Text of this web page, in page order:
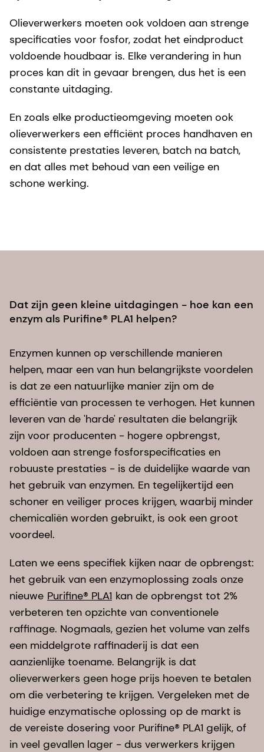
Olieverwerkers moeten ook voldoen aan strenge
specificaties voor fosfor, zodat het eindproduct
voldoende houdbaar is. Elke verandering in hun
proces kan dit in gevaar brengen, dus het is een
constante uitdaging.
En zoals elke productieomgeving moeten ook
olieverwerkers een efficiënt proces handhaven en
consistente prestaties leveren, batch na batch,
en dat alles met behoud van een veilige en
schone werking.
Dat zijn geen kleine uitdagingen - hoe kan een
enzym als Purifine® PLA1 helpen?
Enzymen kunnen op verschillende manieren
helpen, maar een van hun belangrijkste voordelen
is dat ze een natuurlijke manier zijn om de
efficiëntie van processen te verhogen. Het kunnen
leveren van de 'harde' resultaten die belangrijk
zijn voor producenten - hogere opbrengst,
voldoen aan strenge fosforspecificaties en
robuuste prestaties - is de duidelijke waarde van
het gebruik van enzymen. En tegelijkertijd een
schoner en veiliger proces krijgen, waarbij minder
chemicaliën worden gebruikt, is ook een groot
voordeel.
Laten we eens specifiek kijken naar de opbrengst:
het gebruik van een enzymoplossing zoals onze
nieuwe Purifine® PLA1 kan de opbrengst tot 2%
verbeteren ten opzichte van conventionele
raffinage. Nogmaals, gezien het volume van zelfs
een middelgrote raffinaderij is dat een
aanzienlijke toename. Belangrijk is dat
olieverwerkers geen hoge prijs hoeven te betalen
om die verbetering te krijgen. Vergeleken met de
huidige enzymatische oplossing op de markt is
de vereiste dosering voor Purifine® PLA1 gelijk, of
in veel gevallen lager - dus verwerkers krijgen